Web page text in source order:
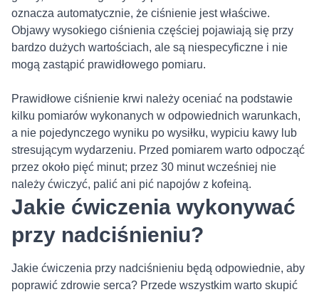
oznacza automatycznie, że ciśnienie jest właściwe.
Objawy wysokiego ciśnienia częściej pojawiają się przy
bardzo dużych wartościach, ale są niespecyficzne i nie
mogą zastąpić prawidłowego pomiaru.
Prawidłowe ciśnienie krwi należy oceniać na podstawie
kilku pomiarów wykonanych w odpowiednich warunkach,
a nie pojedynczego wyniku po wysiłku, wypiciu kawy lub
stresującym wydarzeniu. Przed pomiarem warto odpocząć
przez około pięć minut; przez 30 minut wcześniej nie
należy ćwiczyć, palić ani pić napojów z kofeiną.
Jakie ćwiczenia wykonywać
przy nadciśnieniu?
Jakie ćwiczenia przy nadciśnieniu będą odpowiednie, aby
poprawić zdrowie serca? Przede wszystkim warto skupić